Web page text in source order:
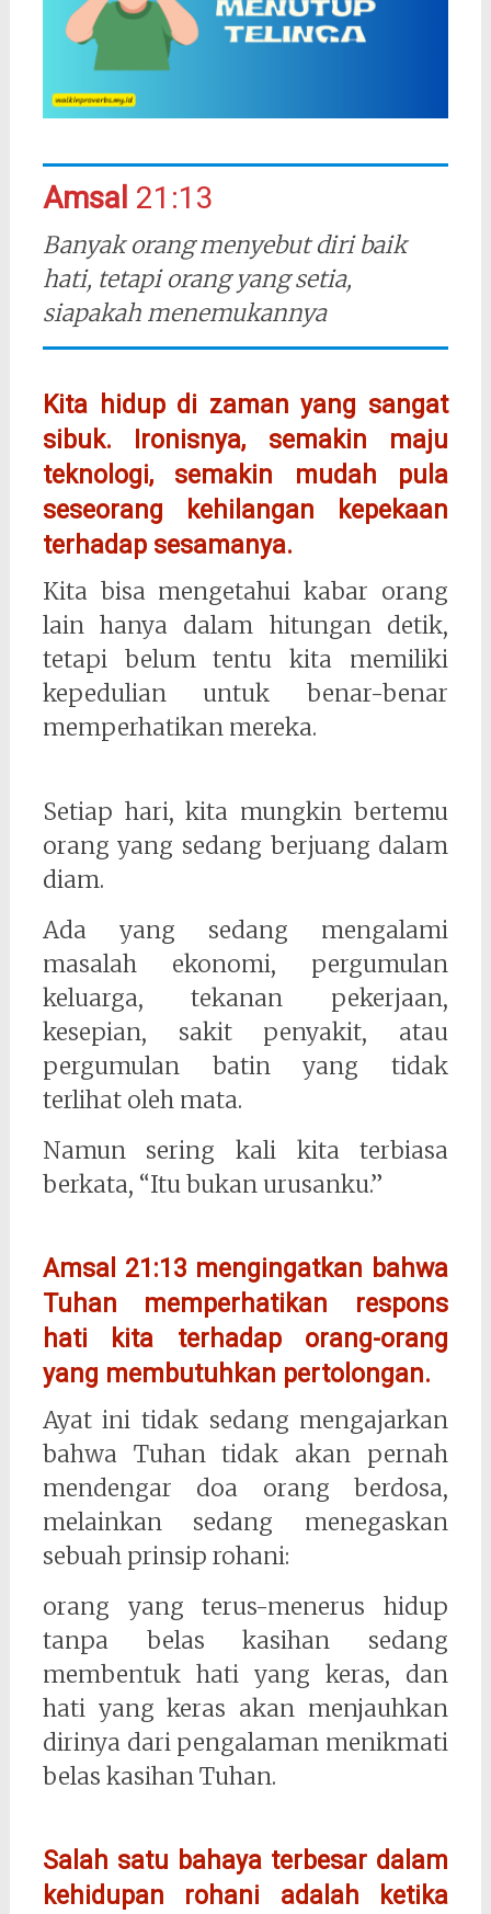
Amsal 21:13
Banyak orang menyebut diri baik
hati, tetapi orang yang setia,
siapakah menemukannya
Kita hidup di zaman yang sangat
sibuk. Ironisnya, semakin maju
teknologi, semakin mudah pula
seseorang kehilangan kepekaan
terhadap sesamanya.
Kita bisa mengetahui kabar orang
lain hanya dalam hitungan detik,
tetapi belum tentu kita memiliki
kepedulian untuk benar-benar
memperhatikan mereka.
Setiap hari, kita mungkin bertemu
orang yang sedang berjuang dalam
diam.
Ada yang sedang mengalami
masalah ekonomi, pergumulan
keluarga, tekanan pekerjaan,
kesepian, sakit penyakit, atau
pergumulan batin yang tidak
terlihat oleh mata.
Namun sering kali kita terbiasa
berkata, “Itu bukan urusanku.”
Amsal 21:13 mengingatkan bahwa
Tuhan memperhatikan respons
hati kita terhadap orang-orang
yang membutuhkan pertolongan.
Ayat ini tidak sedang mengajarkan
bahwa Tuhan tidak akan pernah
mendengar doa orang berdosa,
melainkan sedang menegaskan
sebuah prinsip rohani:
orang yang terus-menerus hidup
tanpa belas kasihan sedang
membentuk hati yang keras, dan
hati yang keras akan menjauhkan
dirinya dari pengalaman menikmati
belas kasihan Tuhan.
Salah satu bahaya terbesar dalam
kehidupan rohani adalah ketika